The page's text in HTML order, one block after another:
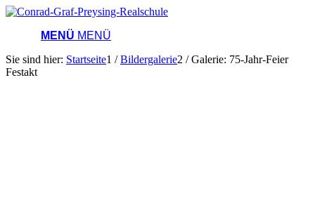
MENÜ MENÜ
Sie sind hier: Startseite1 / Bildergalerie2 / Galerie: 75-Jahr-Feier
Festakt